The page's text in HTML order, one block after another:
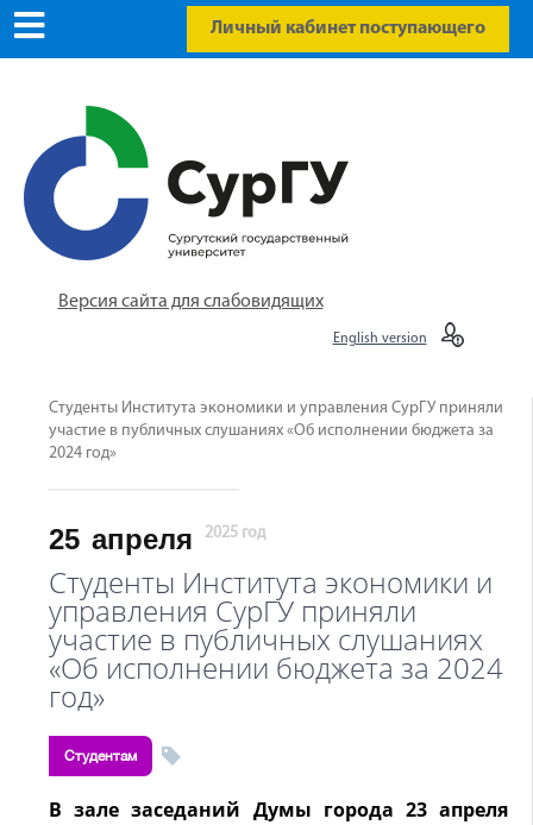
Личный кабинет поступающего
Версия сайта для слабовидящих
English version
Студенты Института экономики и управления СурГУ приняли
участие в публичных слушаниях «Об исполнении бюджета за
2024 год»
25 апреля 2025 год
Студенты Института экономики и
управления СурГУ приняли
участие в публичных слушаниях
«Об исполнении бюджета за 2024
год»
Студентам
В зале заседаний Думы города 23 апреля